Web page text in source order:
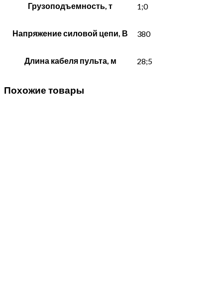
Грузоподъемность, т 1;0
Напряжение силовой цепи, В 380
Длина кабеля пульта, м 28;5
Похожие товары